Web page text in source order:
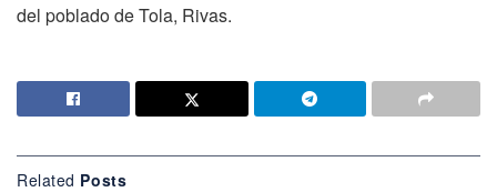
del poblado de Tola, Rivas.
Related Posts